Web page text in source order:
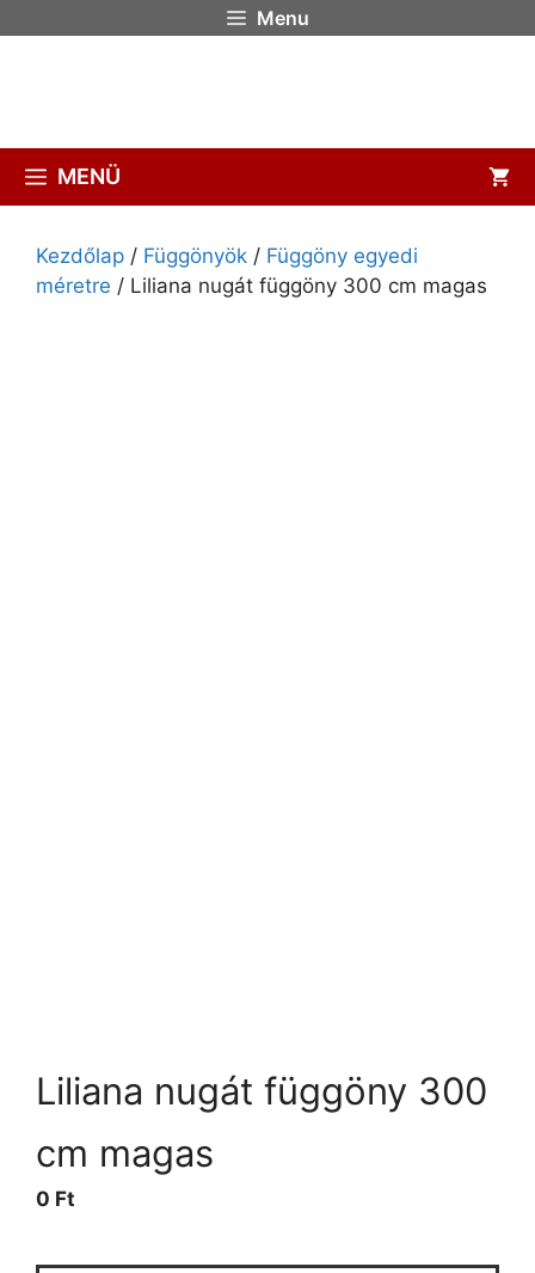
Menu
MENÜ
Kezdőlap / Függönyök / Függöny egyedi
méretre / Liliana nugát függöny 300 cm magas
Liliana nugát függöny 300
cm magas
0 Ft